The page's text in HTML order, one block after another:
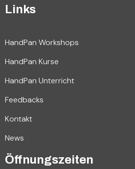
Links
HandPan Workshops
HandPan Kurse
HandPan Unterricht
Feedbacks
Kontakt
News
Öffnungszeiten